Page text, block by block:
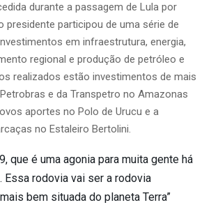
durante a passagem de Lula por
presidente participou de uma série de
em infraestrutura, energia,
regional e produção de petróleo e
realizados estão investimentos de mais
e da Transpetro no Amazonas
aportes no Polo de Urucu e a
no Estaleiro Bertolini.
que é uma agonia para muita gente há
Essa rodovia vai ser a rodovia
bem situada do planeta Terra”